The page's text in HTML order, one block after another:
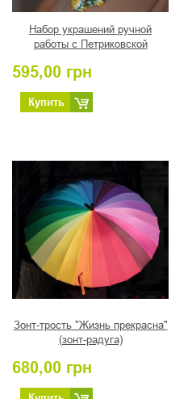
Набор украшений ручной
работы с Петриковской
595,00 грн
Купить
Зонт-трость "Жизнь прекрасна"
(зонт-радуга)
680,00 грн